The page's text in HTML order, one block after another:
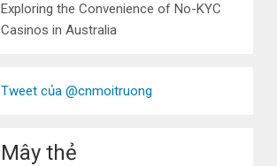
Exploring the Convenience of No-KYC
Casinos in Australia
Tweet của @cnmoitruong
Mây thẻ